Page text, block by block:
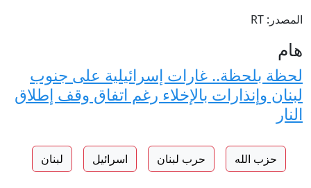
المصدر: RT
هام
لحظة بلحظة.. غارات إسرائيلية على جنوب
لبنان وإنذارات بالإخلاء رغم اتفاق وقف إطلاق
النار
حزب الله حرب لبنان اسرائيل لبنان